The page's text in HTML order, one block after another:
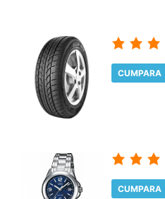
CUMPARA
CUMPARA